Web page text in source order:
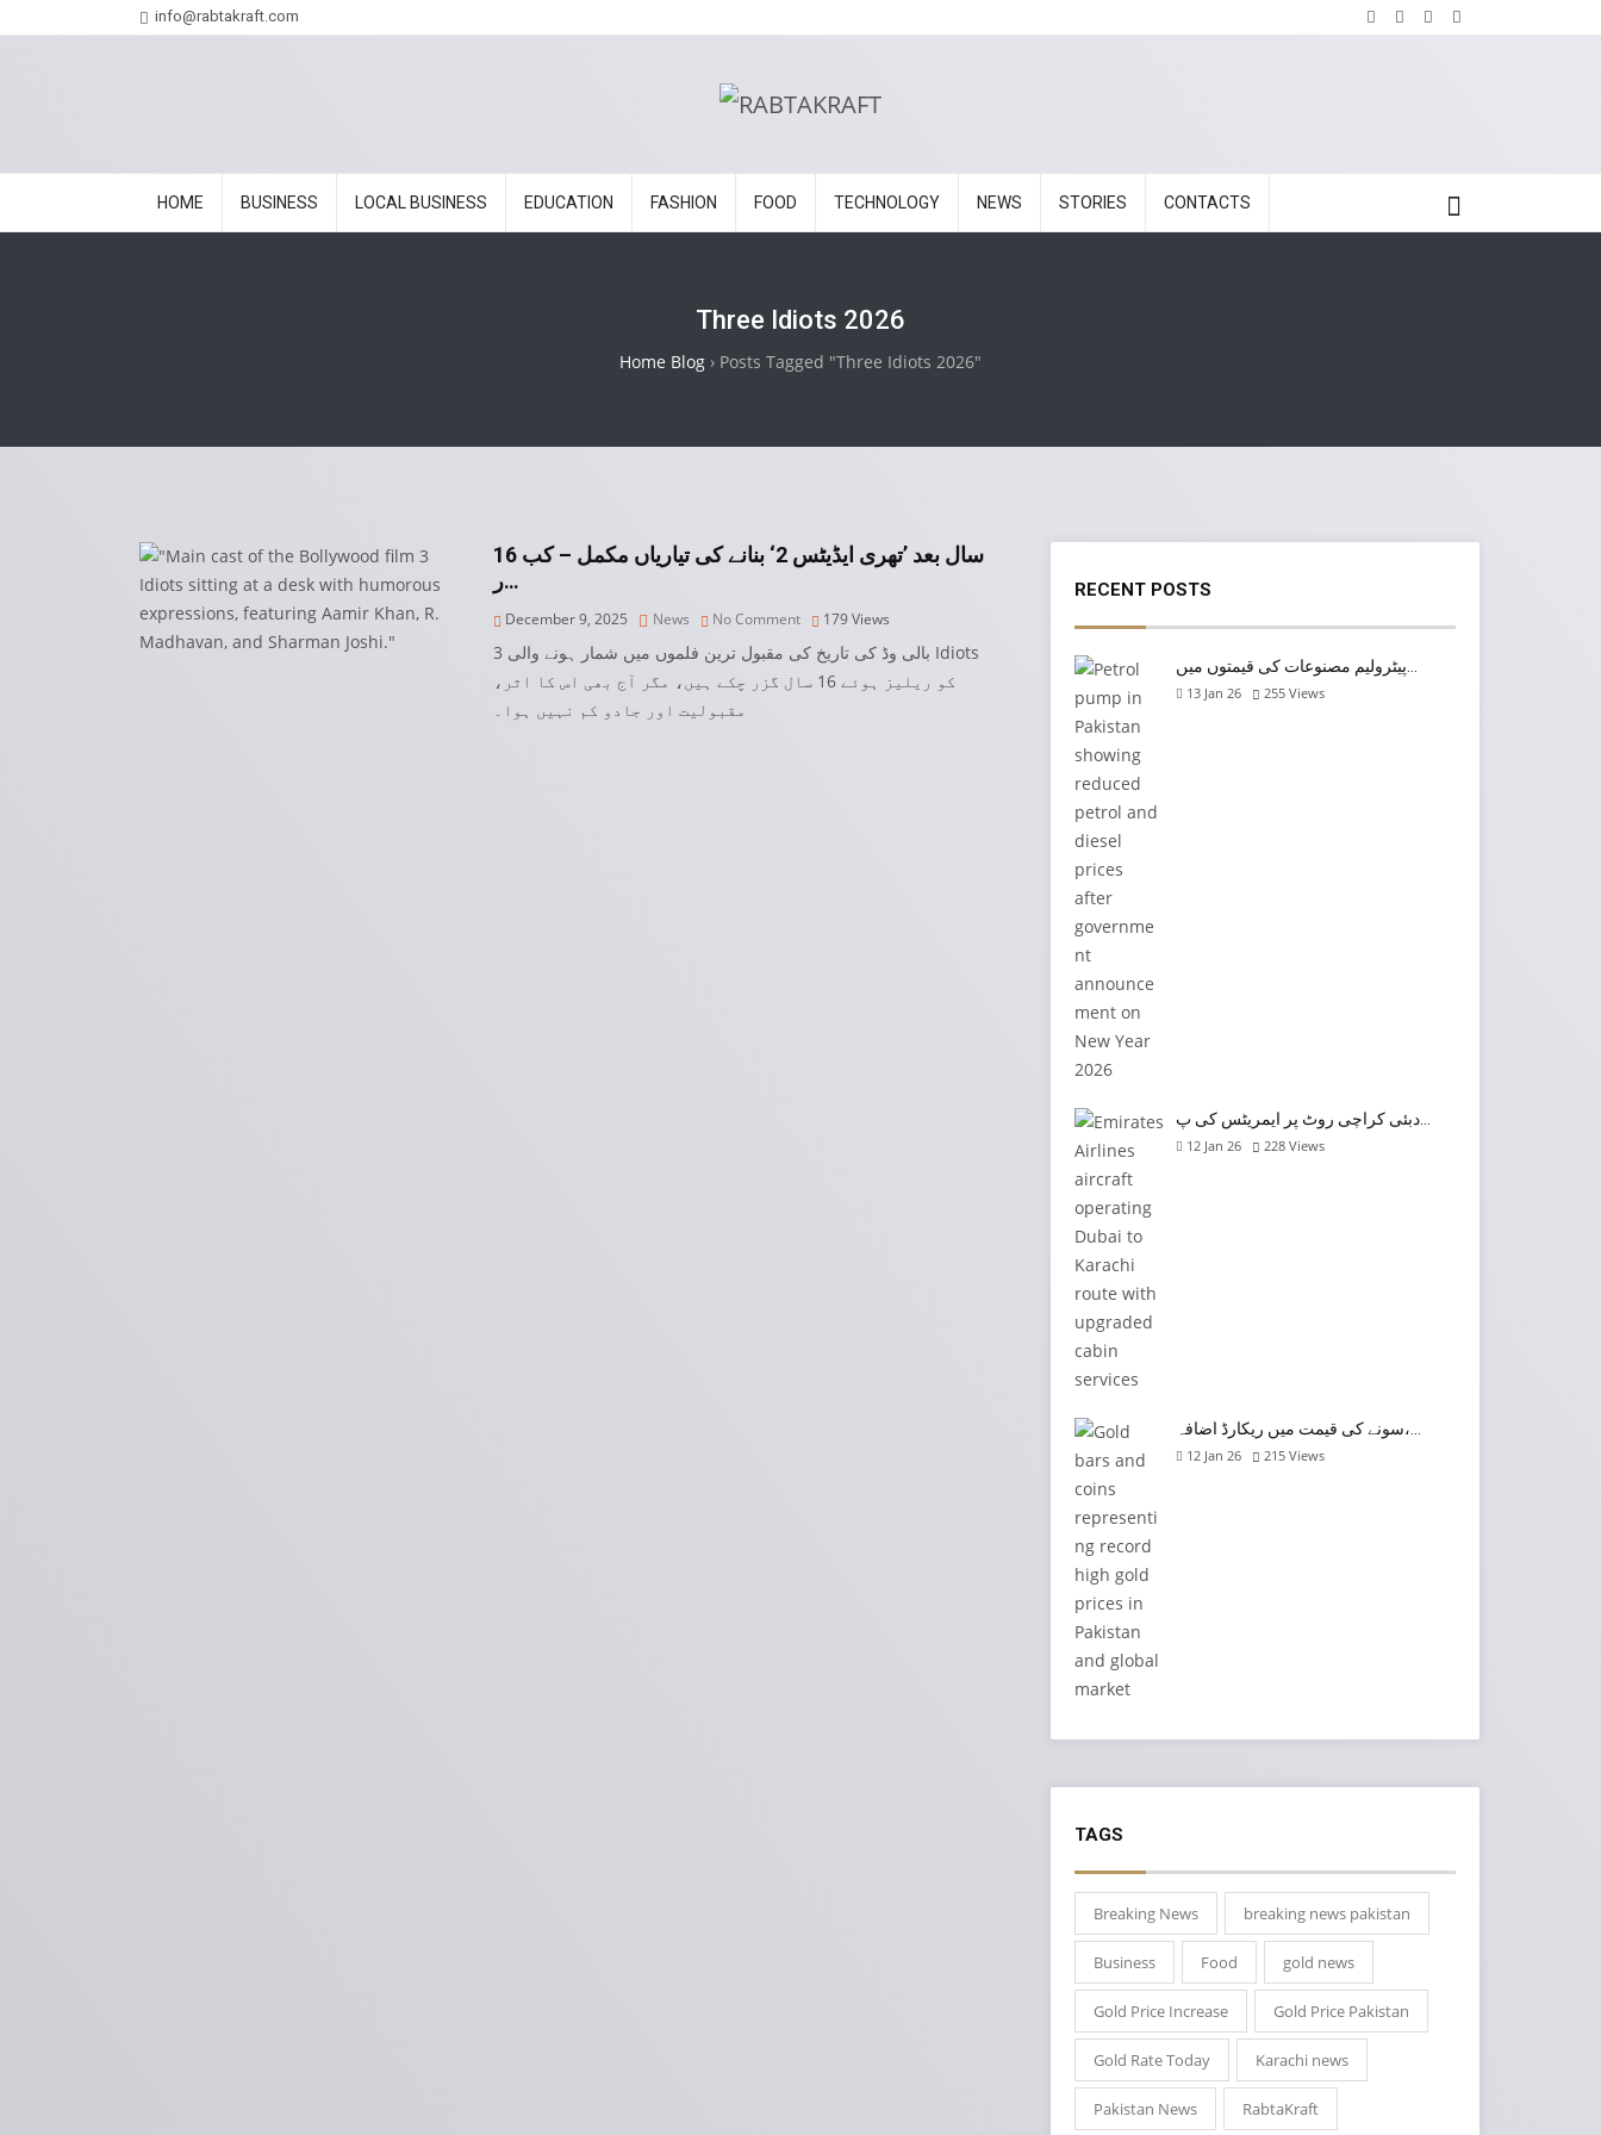
info@rabtakraft.com
HOME BUSINESS LOCAL BUSINESS EDUCATION FASHION FOOD TECHNOLOGY NEWS STORIES CONTACTS
Three Idiots 2026
Home Blog › Posts Tagged "Three Idiots 2026"
16 سال بعد ’تھری ایڈیٹس 2‘ بنانے کی تیاریاں مکمل – کب
ر…
December 9, 2025 News No Comment 179Views
بالی وڈ کی تاریخ کی مقبول ترین فلموں میں شمار ہونے والی 3 Idiots
کو ریلیز ہوئے 16 سال گزر چکے ہیں، مگر آج بھی اس کا اثر،
مقبولیت اور جادو کم نہیں ہوا۔
RECENT POSTS
13 Jan 26 255 Views
12 Jan 26 228 Views
سونے کی قیمت میں ریکارڈ اضافہ،…
12 Jan 26 215 Views
TAGS
Breaking News breaking news pakistan
Business Food gold news
Gold Price Increase Gold Price Pakistan
Gold Rate Today Karachi news
Pakistan News RabtaKraft